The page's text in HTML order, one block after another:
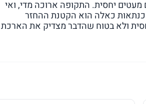
הלווים משכנתא ל-30 שנים הם מעטים יחסית. התקופה ארוכה מדי, ואי
כאלה הוא הקטנת ההחזר
ולא בטוח שהדבר מצדיק את הארכת